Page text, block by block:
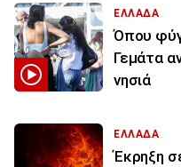
ΕΛΛΑΔΑ
Όπου
Γεμάτα
νησιά
ΕΛΛΑΔΑ
Έκρηξη